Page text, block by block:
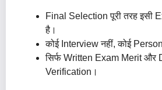
Final Selection पूरी तरह इसी
है।
कोई Interview नहीं, कोई
सिर्फ Written Exam Merit और
Verification।